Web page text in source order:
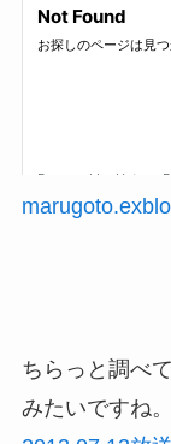
ちらっと調べ
みたいですね。